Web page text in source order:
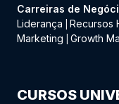
Carreiras de
Liderança
Recursos
Marketing
Growth
CURSOS